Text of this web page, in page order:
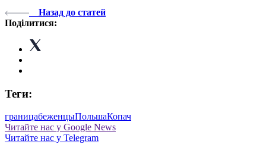
Назад до статей
Поділитися:
Теги:
границабеженцыПольшаКопач
Читайте нас у Google News
Читайте нас у Telegram